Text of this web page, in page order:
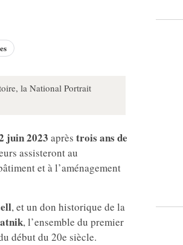
la National Portrait
juin 2023 après trois ans de
assisteront au
et à l’aménagement
, et un don historique de la
, l’ensemble du premier
début du 20e siècle.